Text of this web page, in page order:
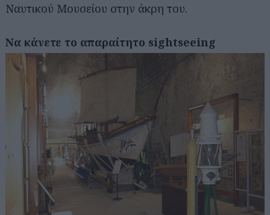
Ναυτικού Μουσείου στην άκρη του.
Να κάνετε το απαραίτητο sightseeing